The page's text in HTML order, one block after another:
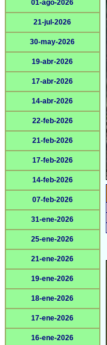
01-ago-2026
21-jul-2026
30-may-2026
19-abr-2026
17-abr-2026
14-abr-2026
22-feb-2026
21-feb-2026
17-feb-2026
14-feb-2026
07-feb-2026
31-ene-2026
25-ene-2026
21-ene-2026
19-ene-2026
18-ene-2026
17-ene-2026
16-ene-2026